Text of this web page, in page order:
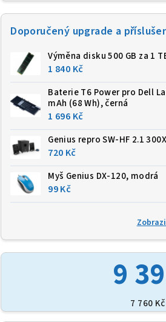
Doporučený upgrade a
Výměna disku 500 GB za 1
1 840 Kč
Baterie T6 Power pro Dell
mAh (68 Wh), černá
1 696 Kč
Genius repro SW-HF 2.1 300X
720 Kč
Myš Genius DX-120, modrá
99 Kč
9
7 760 Kč